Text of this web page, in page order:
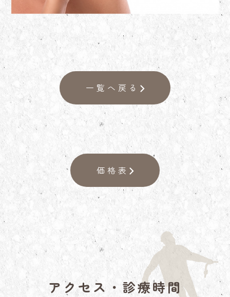
一覧へ戻る
価格表
アクセス・診療時間